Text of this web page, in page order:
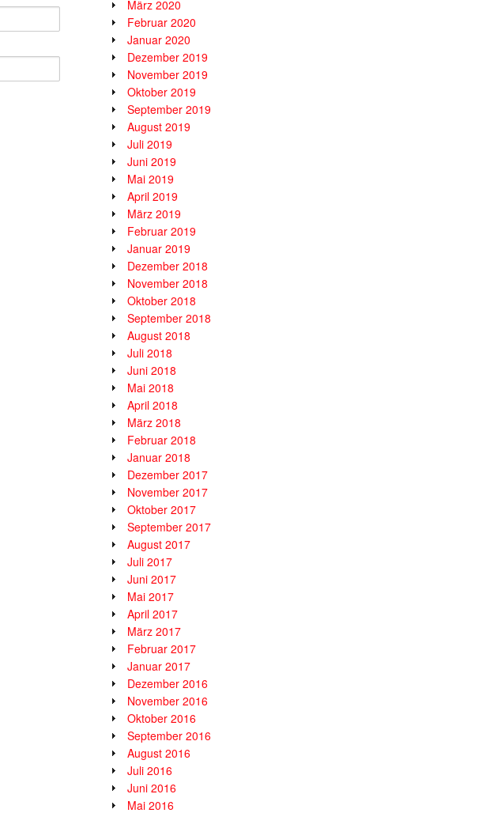
März 2020
Februar 2020
Januar 2020
Dezember 2019
November 2019
Oktober 2019
September 2019
August 2019
Juli 2019
Juni 2019
Mai 2019
April 2019
März 2019
Februar 2019
Januar 2019
Dezember 2018
November 2018
Oktober 2018
September 2018
August 2018
Juli 2018
Juni 2018
Mai 2018
April 2018
März 2018
Februar 2018
Januar 2018
Dezember 2017
November 2017
Oktober 2017
September 2017
August 2017
Juli 2017
Juni 2017
Mai 2017
April 2017
März 2017
Februar 2017
Januar 2017
Dezember 2016
November 2016
Oktober 2016
September 2016
August 2016
Juli 2016
Juni 2016
Mai 2016